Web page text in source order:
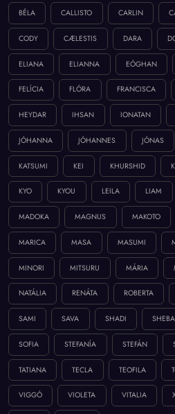
BÉLA CALLISTO CARLIN
CODY CÆLESTIS DARA
ELIANA ELIANNA EÓGHAN
FELÍCIA FLÓRA FRANCISCA
HEYDAR IHSAN IONATAN
JÓHANNA JÓHANNES JÓNAS
KATSUMI KEI KHURSHID
KYO KYOU LEILA LIAM
MADOKA MAGNUS MAKOTO
MARICA MASA MASUMI
MINORI MITSURU MÁRIA
NATÁLIA RENÁTA ROBERTA
SAMI SAVA SHADI SHEBA
SOFIA STEFANÍA STEFÁN
TATIANA TECLA TEOFILA
VIGGÓ VIOLETA VITALIA